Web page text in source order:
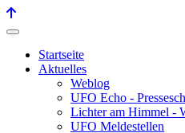
Startseite
Aktuelles
Weblog
UFO Echo -
Lichter am Himmel -
UFO Meldestellen